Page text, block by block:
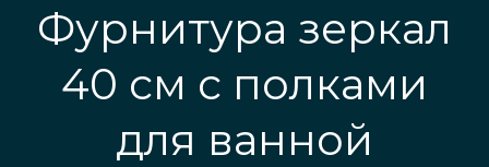
Фурнитура зеркал
40 см с полками
для ванной